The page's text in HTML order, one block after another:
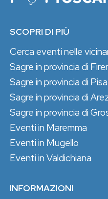
SCOPRI DI PIÙ
Cerca eventi nelle
Sagre in provincia di
Sagre in provincia di Pisa
Sagre in provincia di
Sagre in provincia di
Eventi in Maremma
Eventi in Mugello
Eventi in Valdichiana
INFORMAZIONI